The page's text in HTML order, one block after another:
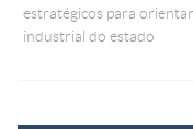
estratégicos para
industrial do estado